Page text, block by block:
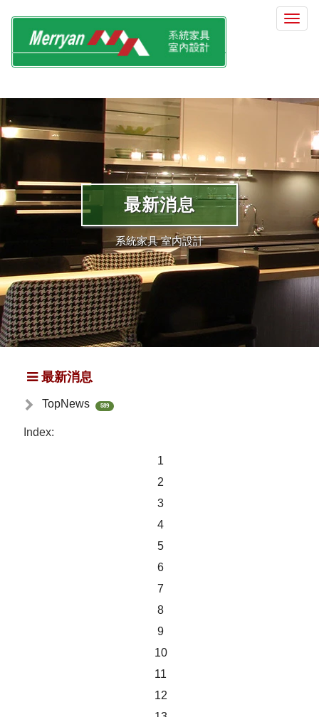
選
最新消息
系統家具 室內設計
最新消息
TopNews 589
Index:
1
2
3
4
5
6
7
8
9
10
11
12